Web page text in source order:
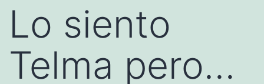
Lo siento
Telma pero…